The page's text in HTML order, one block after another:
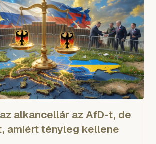
alkancellár az AfD-t, de
amiért tényleg kellene